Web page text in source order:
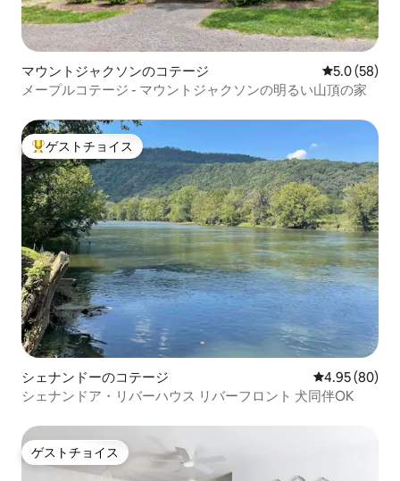
マウントジャクソンのコテージ レビュー58
5.0 (58)
メープルコテージ - マウントジャクソンの明るい山頂の家
大好評のゲストチョイスです。
ゲストチョイス
シェナンドーのコテージ レビュー80
4.95 (80)
シェナンドア・リバーハウス リバーフロント 犬同伴OK
ゲストチョイス
ゲストチョイス